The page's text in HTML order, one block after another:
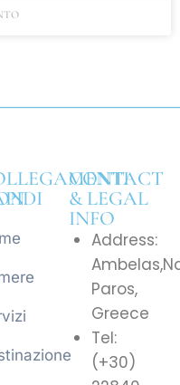
CONTACT
& LEGAL
INFO
Address:
Paros,
Greece
Tel:
(+30)